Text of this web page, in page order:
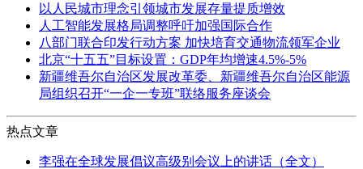
以人民城市理念引领城市发展存量提质增效
人工智能发展格局调整呼吁加强国际合作
八部门联合印发行动方案 加快培育交通物流领军企业
北京“十五五”目标设置：GDP年均增速4.5%-5%
新疆维吾尔自治区发展改革委、新疆维吾尔自治区能源
局组织召开“一企一专班”联络服务座谈会
热点文章
李强在全球发展倡议高级别会议上的讲话（全文）